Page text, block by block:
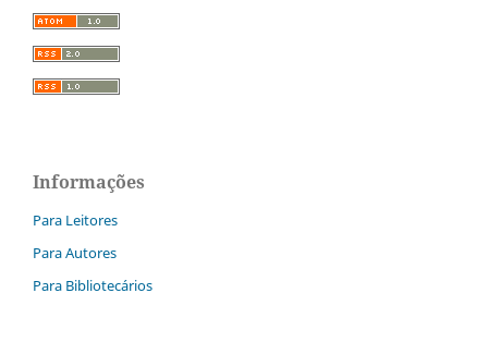
Informações
Para Leitores
Para Autores
Para Bibliotecários